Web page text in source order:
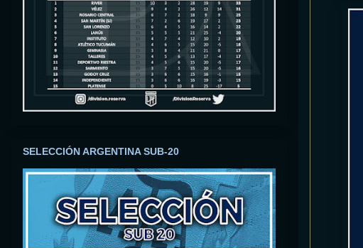
SELECCIÓN ARGENTINA SUB-20